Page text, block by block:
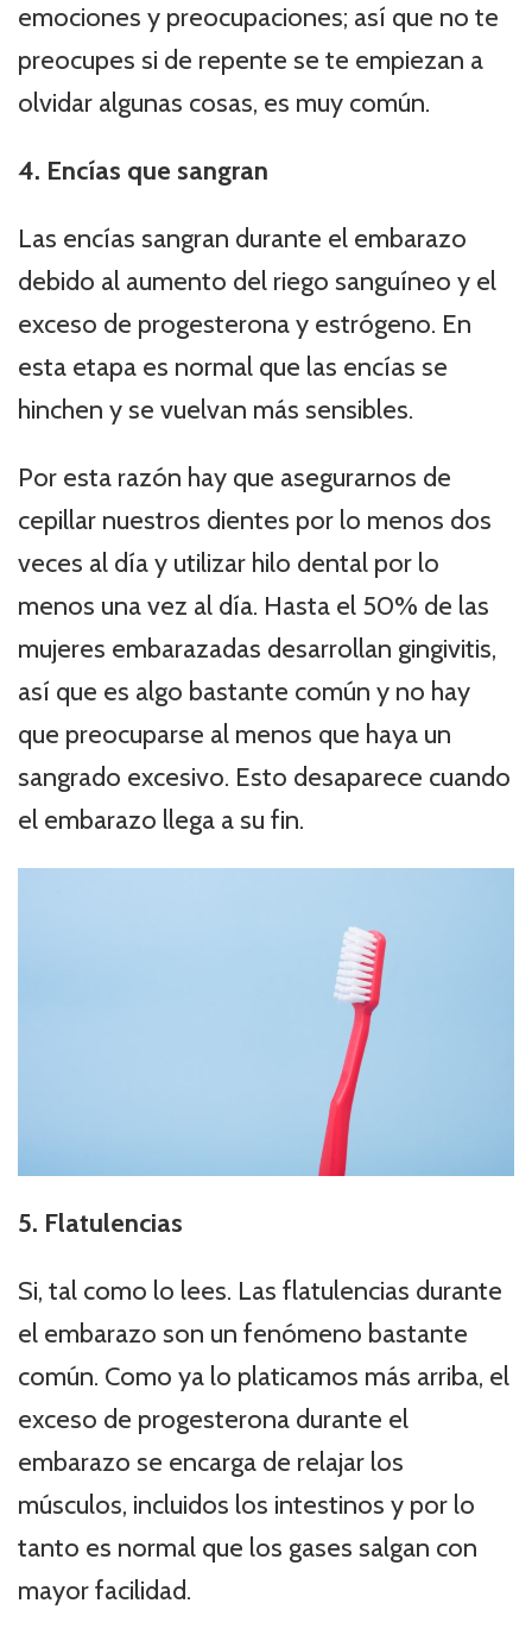
emociones y preocupaciones; así que no te
preocupes si de repente se te empiezan a
olvidar algunas cosas, es muy común.
4. Encías que sangran
Las encías sangran durante el embarazo
debido al aumento del riego sanguíneo y el
exceso de progesterona y estrógeno. En
esta etapa es normal que las encías se
hinchen y se vuelvan más sensibles.
Por esta razón hay que asegurarnos de
cepillar nuestros dientes por lo menos dos
veces al día y utilizar hilo dental por lo
menos una vez al día. Hasta el 50% de las
mujeres embarazadas desarrollan gingivitis,
así que es algo bastante común y no hay
que preocuparse al menos que haya un
sangrado excesivo. Esto desaparece cuando
el embarazo llega a su fin.
5. Flatulencias
Si, tal como lo lees. Las flatulencias durante
el embarazo son un fenómeno bastante
común. Como ya lo platicamos más arriba, el
exceso de progesterona durante el
embarazo se encarga de relajar los
músculos, incluidos los intestinos y por lo
tanto es normal que los gases salgan con
mayor facilidad.